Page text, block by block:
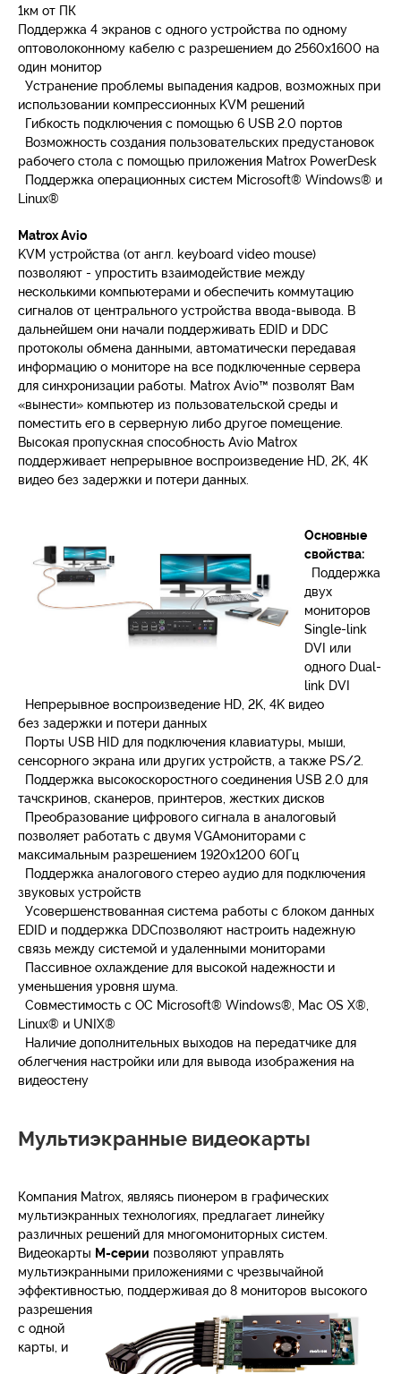
1км от ПК
Поддержка 4 экранов с одного устройства по одному
оптоволоконному кабелю с разрешением до 2560х1600 на
один монитор
Устранение проблемы выпадения кадров, возможных при
использовании компрессионных KVM решений
Гибкость подключения с помощью 6 USB 2.0 портов
Возможность создания пользовательских предустановок
рабочего стола с помощью приложения Matrox PowerDesk
Поддержка операционных систем Microsoft® Windows® и
Linux®
Matrox Avio
KVM устройства (от англ. keyboard video mouse)
позволяют - упростить взаимодействие между
несколькими компьютерами и обеспечить коммутацию
сигналов от центрального устройства ввода-вывода. В
дальнейшем они начали поддерживать EDID и DDC
протоколы обмена данными, автоматически передавая
информацию о мониторе на все подключенные сервера
для синхронизации работы. Matrox Avio™ позволят Вам
«вынести» компьютер из пользовательской среды и
поместить его в серверную либо другое помещение.
Высокая пропускная способность Avio Matrox
поддерживает непрерывное воспроизведение HD, 2K, 4K
видео без задержки и потери данных.
Основные
свойства:
Поддержка
двух
мониторов
Single-link
DVI или
одного Dual-
link DVI
Непрерывное воспроизведение HD, 2K, 4K видео
без задержки и потери данных
Порты USB HID для подключения клавиатуры, мыши,
сенсорного экрана или других устройств, а также PS/2.
Поддержка высокоскоростного соединения USB 2.0 для
тачскринов, сканеров, принтеров, жестких дисков
Преобразование цифрового сигнала в аналоговый
позволяет работать с двумя VGAмониторами с
максимальным разрешением 1920x1200 60Гц
Поддержка аналогового стерео аудио для подключения
звуковых устройств
Усовершенствованная система работы с блоком данных
EDID и поддержка DDCпозволяют настроить надежную
связь между системой и удаленными мониторами
Пассивное охлаждение для высокой надежности и
уменьшения уровня шума.
Совместимость с ОС Microsoft® Windows®, Mac OS X®,
Linux® и UNIX®
Наличие дополнительных выходов на передатчике для
облегчения настройки или для вывода изображения на
видеостену
Мультиэкранные видеокарты
Компания Matrox, являясь пионером в графических
мультиэкранных технологиях, предлагает линейку
различных решений для многомониторных систем.
Видеокарты М-серии позволяют управлять
мультиэкранными приложениями с чрезвычайной
эффективностью, поддерживая до 8 мониторов высокого
разрешения
с одной
карты, и